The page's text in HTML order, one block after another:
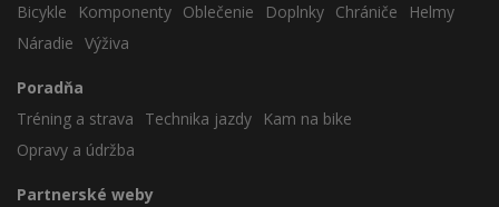
Bicykle
Komponenty Oblečenie Doplnky Chrániče
Helmy
Náradie Výživa
Poradňa
Tréning a strava
Technika jazdy
Kam na bike
Opravy a údržba
Partnerské weby